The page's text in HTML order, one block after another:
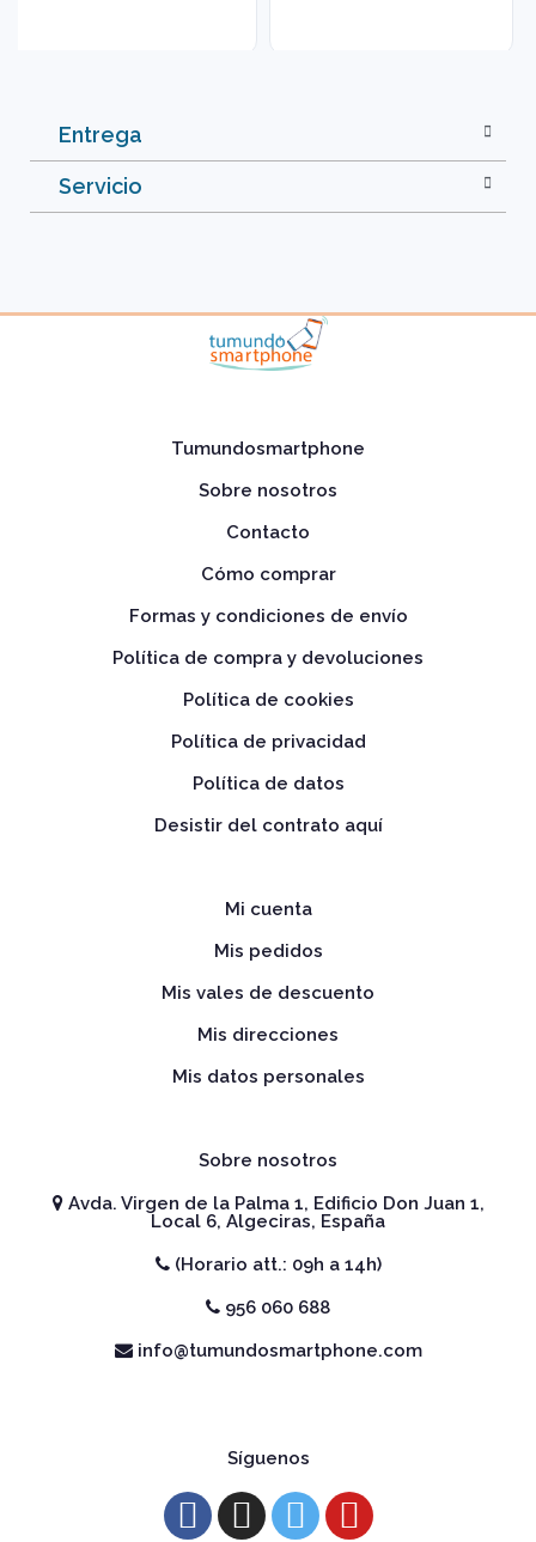
Entrega
Servicio
Tumundosmartphone
Sobre nosotros
Contacto
Cómo comprar
Formas y condiciones de envío
Política de compra y devoluciones
Política de cookies
Política de privacidad
Política de datos
Desistir del contrato aquí
Mi cuenta
Mis pedidos
Mis vales de descuento
Mis direcciones
Mis datos personales
Sobre nosotros
Avda. Virgen de la Palma 1, Edificio Don Juan 1,
Local 6, Algeciras, España
(Horario att.: 09h a 14h)
956 060 688
info@tumundosmartphone.com
Síguenos